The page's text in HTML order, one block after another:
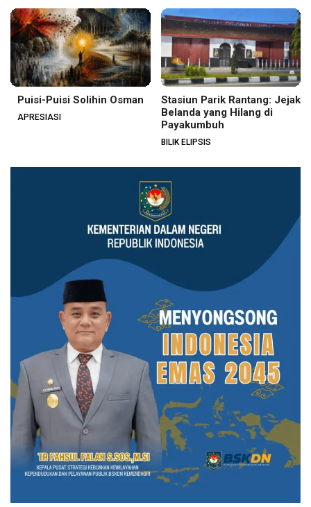
Puisi-Puisi Solihin Osman
APRESIASI
Stasiun Parik Rantang: Jejak
Belanda yang Hilang di
Payakumbuh
BILIK ELIPSIS